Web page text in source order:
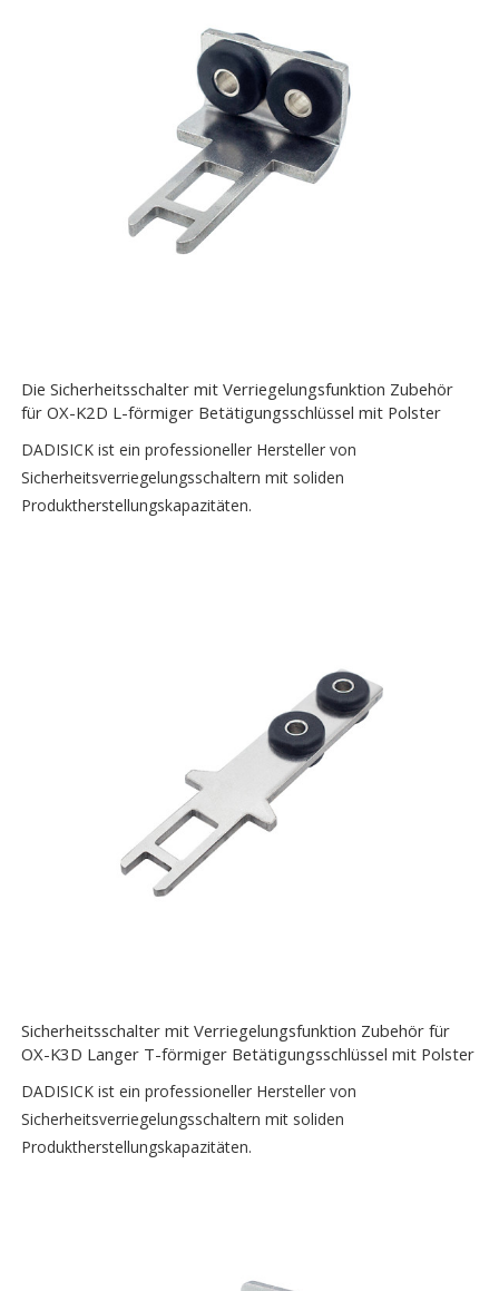
Die Sicherheitsschalter mit Verriegelungsfunktion Zubehör
für OX-K2D L-förmiger Betätigungsschlüssel mit Polster
DADISICK ist ein professioneller Hersteller von
Sicherheitsverriegelungsschaltern mit soliden
Produktherstellungskapazitäten.
Sicherheitsschalter mit Verriegelungsfunktion Zubehör für
OX-K3D Langer T-förmiger Betätigungsschlüssel mit Polster
DADISICK ist ein professioneller Hersteller von
Sicherheitsverriegelungsschaltern mit soliden
Produktherstellungskapazitäten.